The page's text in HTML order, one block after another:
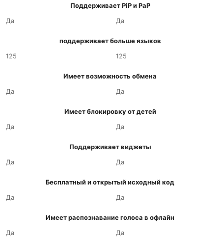
Поддерживает PiP и PaP
Да
Да
поддерживает больше языков
125
125
Имеет возможность обмена
Да
Да
Имеет блокировку от детей
Да
Да
Поддерживает виджеты
Да
Да
Бесплатный и открытый исходный код
Да
Да
Имеет распознавание голоса в офлайн
Да
Да